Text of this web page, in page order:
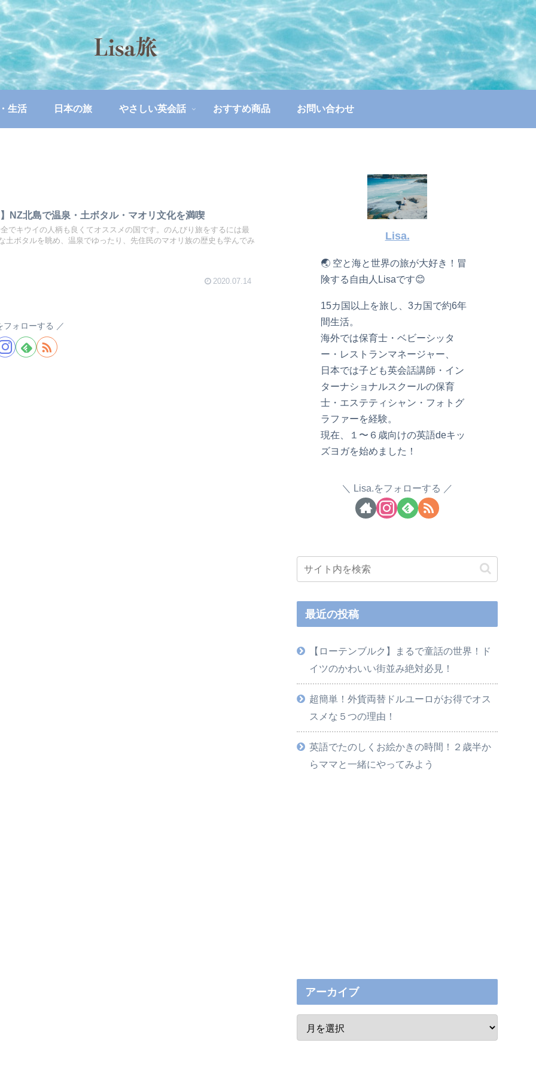
生活 日本の旅 やさしい英会話 おすすめ商品 お問い合わせ
NZ北島で温泉・土ボタル・マオリ文化を満喫
でキウイの人柄も良くてオススメの国です。のんびり旅をするには最
土ボタルを眺め、温泉でゆったり、先住民のマオリ族の歴史も学んでみ
2020.07.14
フォローする
Lisa.
🌏 空と海と世界の旅が大好き！冒
険する自由人Lisaです😊
15カ国以上を旅し、3カ国で約6年
間生活。
海外では保育士・ベビーシッタ
ー・レストランマネージャー、
日本では子ども英会話講師・イン
ターナショナルスクールの保育
士・エステティシャン・フォトグ
ラファーを経験。
現在、１〜６歳向けの英語deキッ
ズヨガを始めました！
Lisa.をフォローする
最近の投稿
【ローテンブルク】まるで童話の世界！ド
イツのかわいい街並み絶対必見！
超簡単！外貨両替ドルユーロがお得でオス
スメな５つの理由！
英語でたのしくお絵かきの時間！２歳半か
らママと一緒にやってみよう
アーカイブ